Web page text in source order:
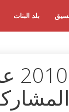
بلد البنات